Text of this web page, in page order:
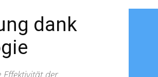
dank
Effektivität der